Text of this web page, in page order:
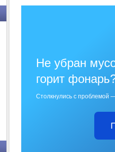
Не убран
горит
Столкнулись с проблемой